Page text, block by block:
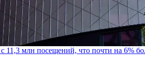
11,3 млн посещений, что почти на 6%